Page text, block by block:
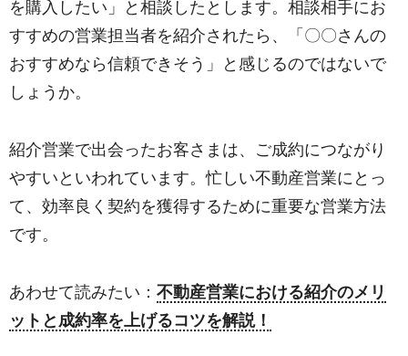
を購入したい」と相談したとします。相談相手にお
すすめの営業担当者を紹介されたら、「〇〇さんの
おすすめなら信頼できそう」と感じるのではないで
しょうか。
紹介営業で出会ったお客さまは、ご成約につながり
やすいといわれています。忙しい不動産営業にとっ
て、効率良く契約を獲得するために重要な営業方法
です。
あわせて読みたい： 不動産営業における紹介のメリ
ットと成約率を上げるコツを解説！